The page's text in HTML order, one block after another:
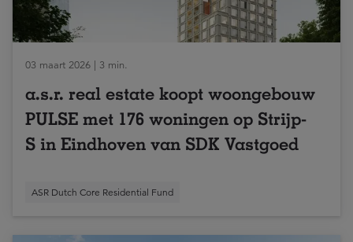
03 maart 2026 | 3 min.
a.s.r. real estate koopt woongebouw
PULSE met 176 woningen op Strijp-
S in Eindhoven van SDK Vastgoed
ASR Dutch Core Residential Fund